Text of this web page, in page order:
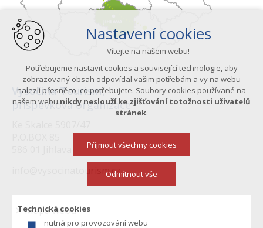
Vysočina Tourism,
příspěvková organizace
info@vysocinatourism.cz
Mapa webu
Nastavení cookies
Vítejte na našem webu!
Potřebujeme nastavit cookies a související technologie, aby
zobrazovaný obsah odpovídal vašim potřebám a vy na webu
nalezli přesně to, co potřebujete. Soubory cookies používané na
našem webu nikdy neslouží ke zjišťování totožnosti uživatelů
stránek.
Technická cookies
nutná pro provozování webu
Přijmout všechny cookies
Odmítnout vše